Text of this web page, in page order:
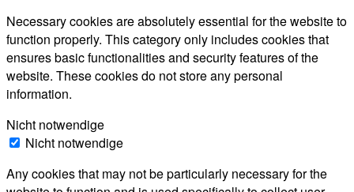
Necessary cookies are absolutely essential for the website to
function properly. This category only includes cookies that
ensures basic functionalities and security features of the
website. These cookies do not store any personal
information.
Nicht notwendige
Nicht notwendige
Any cookies that may not be particularly necessary for the